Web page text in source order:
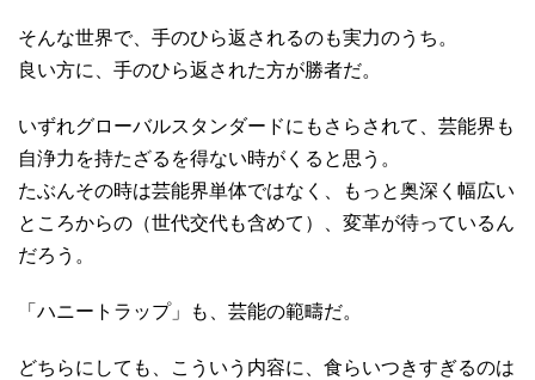
そんな世界で、手のひら返されるのも実力のうち。
良い方に、手のひら返された方が勝者だ。
いずれグローバルスタンダードにもさらされて、芸能界も
自浄力を持たざるを得ない時がくると思う。
たぶんその時は芸能界単体ではなく、もっと奥深く幅広い
ところからの（世代交代も含めて）、変革が待っているん
だろう。
「ハニートラップ」も、芸能の範疇だ。
どちらにしても、こういう内容に、食らいつきすぎるのは